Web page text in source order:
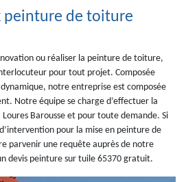
peinture de toiture
ou réaliser la peinture de toiture,
pour tout projet. Composée
notre entreprise est composée
Notre équipe se charge d’effectuer la
Barousse et pour toute demande. Si
pour la mise en peinture de
parvenir une requête auprès de notre
devis peinture sur tuile 65370 gratuit.